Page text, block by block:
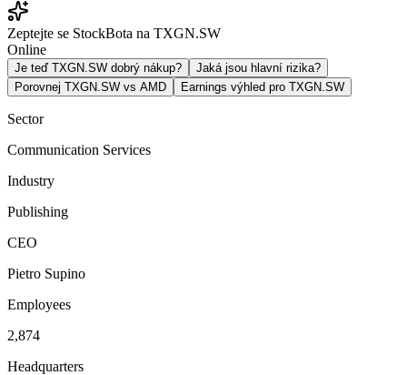
Zeptejte se StockBota na TXGN.SW
Online
Je teď TXGN.SW dobrý nákup?
Jaká jsou hlavní rizika?
Porovnej TXGN.SW vs AMD
Earnings výhled pro TXGN.SW
Sector
Communication Services
Industry
Publishing
CEO
Pietro Supino
Employees
2,874
Headquarters